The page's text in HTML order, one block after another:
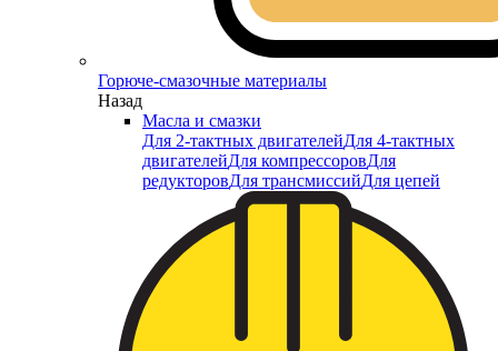
Горюче-смазочные материалы
Назад
Масла и смазки
Для 2-тактных двигателейДля 4-тактных
двигателейДля компрессоровДля
редукторовДля трансмиссийДля цепей